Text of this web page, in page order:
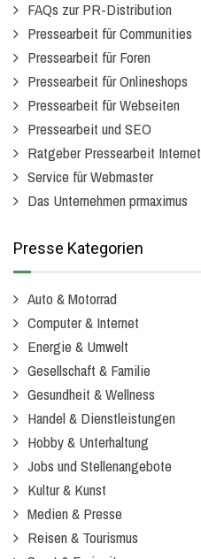
FAQs zur PR-Distribution
Pressearbeit für Communities
Pressearbeit für Foren
Pressearbeit für Onlineshops
Pressearbeit für Webseiten
Pressearbeit und SEO
Ratgeber Pressearbeit Internet
Service für Webmaster
Das Unternehmen prmaximus
Presse Kategorien
Auto & Motorrad
Computer & Internet
Energie & Umwelt
Gesellschaft & Familie
Gesundheit & Wellness
Handel & Dienstleistungen
Hobby & Unterhaltung
Jobs und Stellenangebote
Kultur & Kunst
Medien & Presse
Reisen & Tourismus